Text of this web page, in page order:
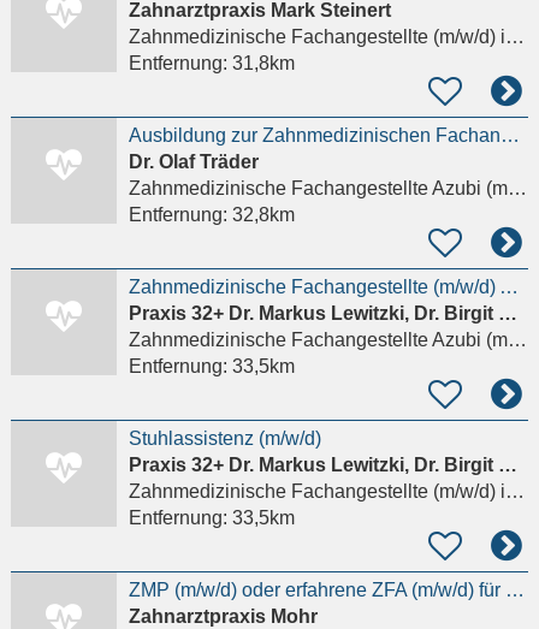
Zahnarztpraxis Mark Steinert
Zahnmedizinische Fachangestellte (m/w/d)in Frankfurt am Main
Entfernung: 31,8km
Ausbildung zur Zahnmedizinischen Fachangestellten (ZFA) (m/w/d)
Dr. Olaf Träder
Zahnmedizinische Fachangestellte Azubi (m/w/d)
Entfernung: 32,8km
Zahnmedizinische Fachangestellte (m/w/d) Ausbildung 2026
Praxis 32+ Dr. Markus Lewitzki, Dr. Birgit Benz
Zahnmedizinische Fachangestellte Azubi (m/w/d)
Entfernung: 33,5km
Stuhlassistenz (m/w/d)
Praxis 32+ Dr. Markus Lewitzki, Dr. Birgit Benz
Zahnmedizinische Fachangestellte (m/w/d)in Lampertheim
Entfernung: 33,5km
ZMP (m/w/d) oder erfahrene ZFA (m/w/d) für unsere Prophylaxe
Zahnarztpraxis Mohr